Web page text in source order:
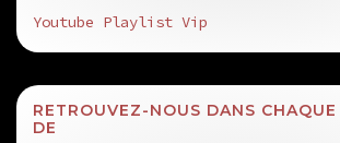
Youtube Playlist Vip
RETROUVEZ-NOUS DANS
DE